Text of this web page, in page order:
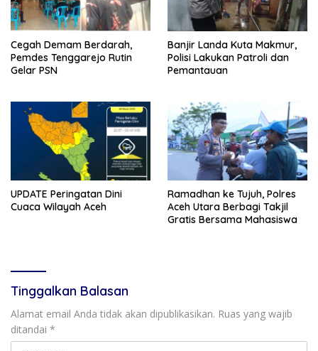
Cegah Demam Berdarah,
Pemdes Tenggarejo Rutin
Gelar PSN
Banjir Landa Kuta Makmur,
Polisi Lakukan Patroli dan
Pemantauan
UPDATE Peringatan Dini
Cuaca Wilayah Aceh
Ramadhan ke Tujuh, Polres
Aceh Utara Berbagi Takjil
Gratis Bersama Mahasiswa
Tinggalkan Balasan
Alamat email Anda tidak akan dipublikasikan. Ruas yang wajib
ditandai *